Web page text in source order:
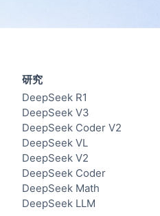
研究
DeepSeek R1
DeepSeek V3
DeepSeek Coder V2
DeepSeek VL
DeepSeek V2
DeepSeek Coder
DeepSeek Math
DeepSeek LLM